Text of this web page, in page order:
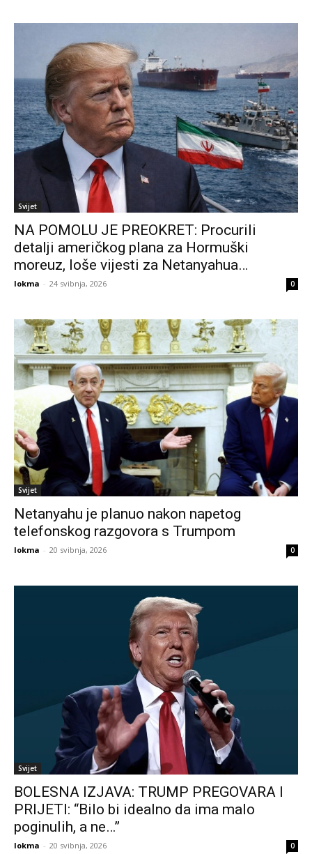
Svijet
NA POMOLU JE PREOKRET: Procurili
detalji američkog plana za Hormuški
moreuz, loše vijesti za Netanyahua…
lokma - 24 svibnja, 2026 0
Svijet
Netanyahu je planuo nakon napetog
telefonskog razgovora s Trumpom
lokma - 20 svibnja, 2026 0
Svijet
BOLESNA IZJAVA: TRUMP PREGOVARA I
PRIJETI: “Bilo bi idealno da ima malo
poginulih, a ne…”
lokma - 20 svibnja, 2026 0